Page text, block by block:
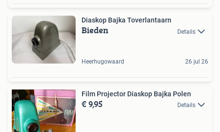
Diaskop Bajka Toverlantaarn
Bieden Details
Heerhugowaard 26 jul 26
Film Projector Diaskop Bajka Polen
€ 9,95 Details